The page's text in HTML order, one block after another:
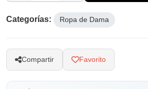
Categorías: Ropa de Dama
Compartir Favorito